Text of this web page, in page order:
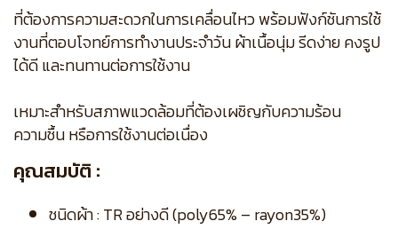
ที่ต้องการความสะดวกในการเคลื่อนไหว พร้อมฟังก์ชันการใช้
งานที่ตอบโจทย์การทำงานประจำวัน ผ้าเนื้อนุ่ม รีดง่าย คงรูป
ได้ดี และทนทานต่อการใช้งาน
เหมาะสำหรับสภาพแวดล้อมที่ต้องเผชิญกับความร้อน
ความชื้น หรือการใช้งานต่อเนื่อง
คุณสมบัติ :
ชนิดผ้า : TR อย่างดี (poly65% – rayon35%)